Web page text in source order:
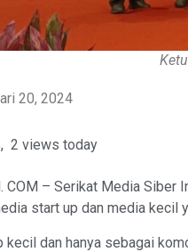
20, 2024
2 views today
COM – Serikat Media
start up dan media kecil
dan hanya sebagai